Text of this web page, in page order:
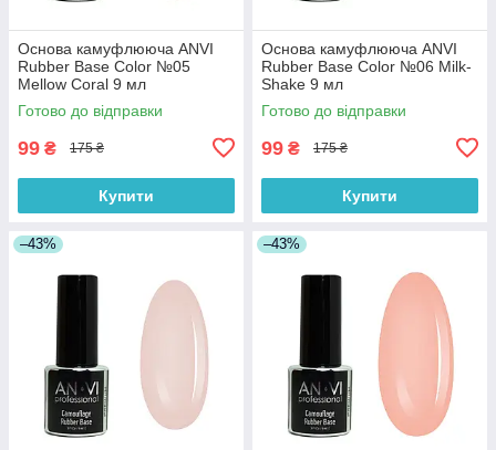
Основа камуфлююча ANVI
Rubber Base Color №05
Mellow Coral 9 мл
Готово до відправки
99 ₴ 175 ₴
Купити
Основа камуфлююча ANVI
Rubber Base Color №06 Milk-
Shake 9 мл
Готово до відправки
99 ₴ 175 ₴
Купити
–43% –43%